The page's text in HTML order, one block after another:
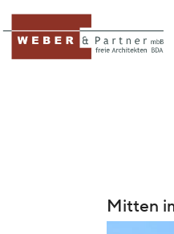
Mitten